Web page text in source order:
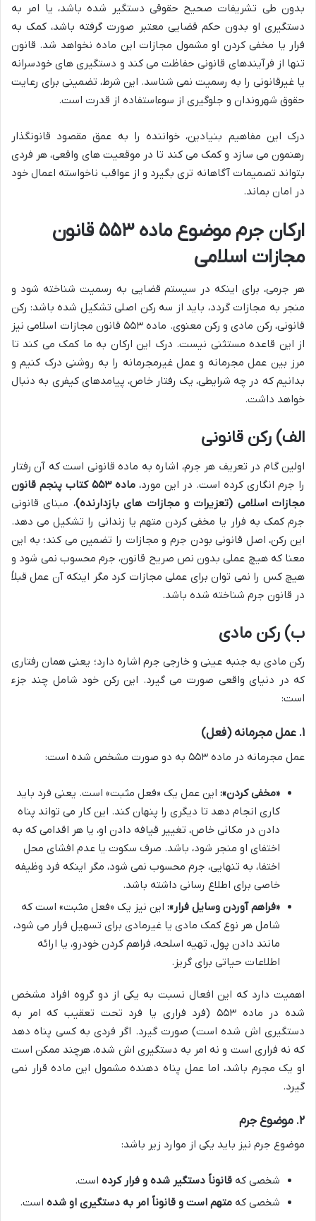
بدون طی تشریفات صحیح حقوقی دستگیر شده باشد، یا امر به
دستگیری او بدون حکم قضایی معتبر صورت گرفته باشد، کمک به
فرار یا مخفی کردن او مشمول مجازات این ماده نخواهد شد. قانون
تنها از فرآیندهای قانونی حفاظت می کند و دستگیری های خودسرانه
یا غیرقانونی را به رسمیت نمی شناسد. این شرط، تضمینی برای رعایت
حقوق شهروندان و جلوگیری از سوءاستفاده از قدرت است.
درک این مفاهیم بنیادین، خواننده را به عمق مقصود قانونگذار
رهنمون می سازد و کمک می کند تا در موقعیت های واقعی، هر فردی
بتواند تصمیمات آگاهانه تری بگیرد و از عواقب ناخواسته اعمال خود
در امان بماند.
ارکان جرم موضوع ماده ۵۵۳ قانون
مجازات اسلامی
هر جرمی، برای اینکه در سیستم قضایی به رسمیت شناخته شود و
منجر به مجازات گردد، باید از سه رکن اصلی تشکیل شده باشد: رکن
قانونی، رکن مادی و رکن معنوی. ماده ۵۵۳ قانون مجازات اسلامی نیز
از این قاعده مستثنی نیست. درک این ارکان به ما کمک می کند تا
مرز بین عمل مجرمانه و عمل غیرمجرمانه را به روشنی درک کنیم و
بدانیم که در چه شرایطی، یک رفتار خاص، پیامدهای کیفری به دنبال
خواهد داشت.
الف) رکن قانونی
اولین گام در تعریف هر جرم، اشاره به ماده قانونی است که آن رفتار
را جرم انگاری کرده است. در این مورد،
ماده ۵۵۳ کتاب پنجم قانون
مجازات اسلامی (تعزیرات و مجازات های بازدارنده)، مبنای قانونی
جرم کمک به فرار یا مخفی کردن متهم یا زندانی را تشکیل می دهد.
این رکن، اصل قانونی بودن جرم و مجازات را تضمین می کند؛ به این
معنا که هیچ عملی بدون نص صریح قانون، جرم محسوب نمی شود و
هیچ کس را نمی توان برای عملی مجازات کرد مگر اینکه آن عمل قبلاً
در قانون جرم شناخته شده باشد.
ب) رکن مادی
رکن مادی به جنبه عینی و خارجی جرم اشاره دارد؛ یعنی همان رفتاری
که در دنیای واقعی صورت می گیرد. این رکن خود شامل چند جزء
است:
۱. عمل مجرمانه (فعل)
عمل مجرمانه در ماده ۵۵۳ به دو صورت مشخص شده است:
«مخفی کردن»: این عمل یک «فعل مثبت» است. یعنی فرد باید
کاری انجام دهد تا دیگری را پنهان کند. این کار می تواند پناه
دادن در مکانی خاص، تغییر قیافه دادن او، یا هر اقدامی که به
اختفای او منجر شود، باشد. صرف سکوت یا عدم افشای محل
اختفا، به تنهایی، جرم محسوب نمی شود، مگر اینکه فرد وظیفه
خاصی برای اطلاع رسانی داشته باشد.
«فراهم آوردن وسایل فرار»: این نیز یک «فعل مثبت» است که
شامل هر نوع کمک مادی یا غیرمادی برای تسهیل فرار می شود،
مانند دادن پول، تهیه اسلحه، فراهم کردن خودرو، یا ارائه
اطلاعات حیاتی برای گریز.
اهمیت دارد که این افعال نسبت به یکی از دو گروه افراد مشخص
شده در ماده ۵۵۳ (فرد فراری یا فرد تحت تعقیب که امر به
دستگیری اش شده است) صورت گیرد. اگر فردی به کسی پناه دهد
که نه فراری است و نه امر به دستگیری اش شده، هرچند ممکن است
او یک مجرم باشد، اما عمل پناه دهنده مشمول این ماده قرار نمی
گیرد.
۲. موضوع جرم
موضوع جرم نیز باید یکی از موارد زیر باشد:
شخصی که قانوناً دستگیر شده و فرار کرده است.
شخصی که متهم است و قانوناً امر به دستگیری او شده است.